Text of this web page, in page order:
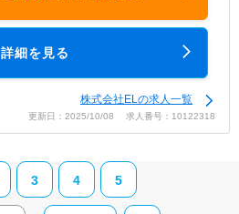
詳細を見る
株式会社ELの求人一覧
更新日：2025/10/08 求人番号：10122318
3 4 5